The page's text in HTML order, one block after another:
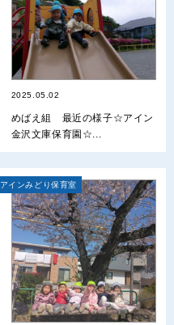
2025.05.02
めばえ組 最近の様子☆アイン
金沢文庫保育園☆...
アインみどり保育室